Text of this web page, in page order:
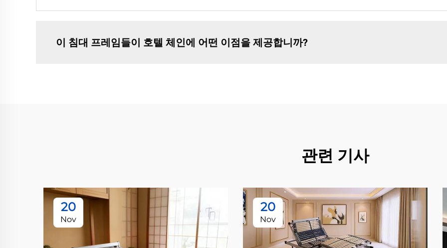
이 침대 프레임들이 호텔 체인에 어떤 이점을 제공합니까?
관련 기사
20
Nov
20
Nov